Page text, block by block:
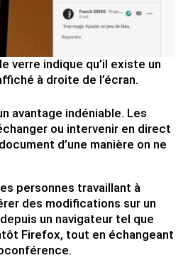
verre indique qu’il existe un
à droite de l’écran.
avantage indéniable. Les
ou intervenir en direct
d’une manière on ne
personnes travaillant à
des modifications sur un
un navigateur tel que
Firefox, tout en échangeant